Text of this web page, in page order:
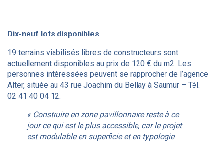
Dix-neuf lots disponibles
19 terrains viabilisés libres de constructeurs sont
actuellement disponibles au prix de 120 € du m2. Les
personnes intéressées peuvent se rapprocher de l’agence
Alter, située au 43 rue Joachim du Bellay à Saumur – Tél.
02 41 40 04 12.
« Construire en zone pavillonnaire reste à ce
jour ce qui est le plus accessible, car le projet
est modulable en superficie et en typologie